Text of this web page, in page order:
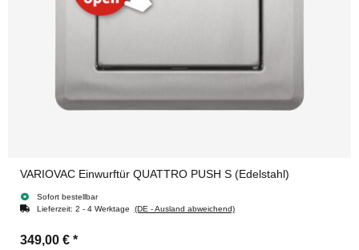
VARIOVAC Einwurftür QUATTRO PUSH S (Edelstahl)
Sofort bestellbar
Lieferzeit: 2 - 4 Werktage (DE - Ausland abweichend)
349,00 € *